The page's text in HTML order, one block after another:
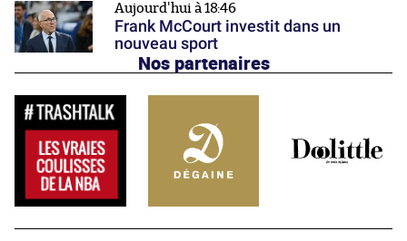
Aujourd'hui à 18:46
Frank McCourt investit dans un
nouveau sport
Nos partenaires